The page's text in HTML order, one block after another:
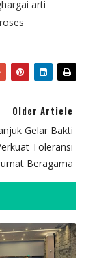
arti
Older Article
Gelar Bakti
Toleransi
Beragama